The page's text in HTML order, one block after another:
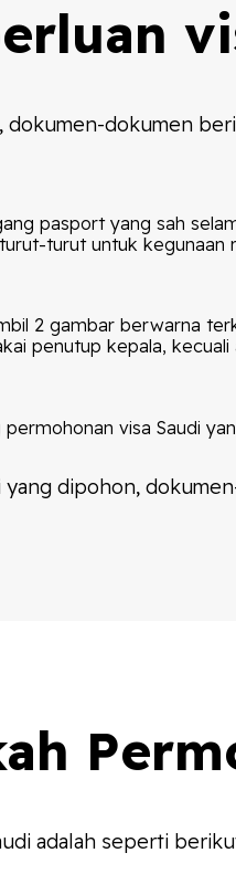
dokumen-dokumen
pasport yang sah
turut untuk kegunaan
2 gambar berwarna
penutup kepala, kecuali
visa Saudi
yang dipohon,
adalah seperti